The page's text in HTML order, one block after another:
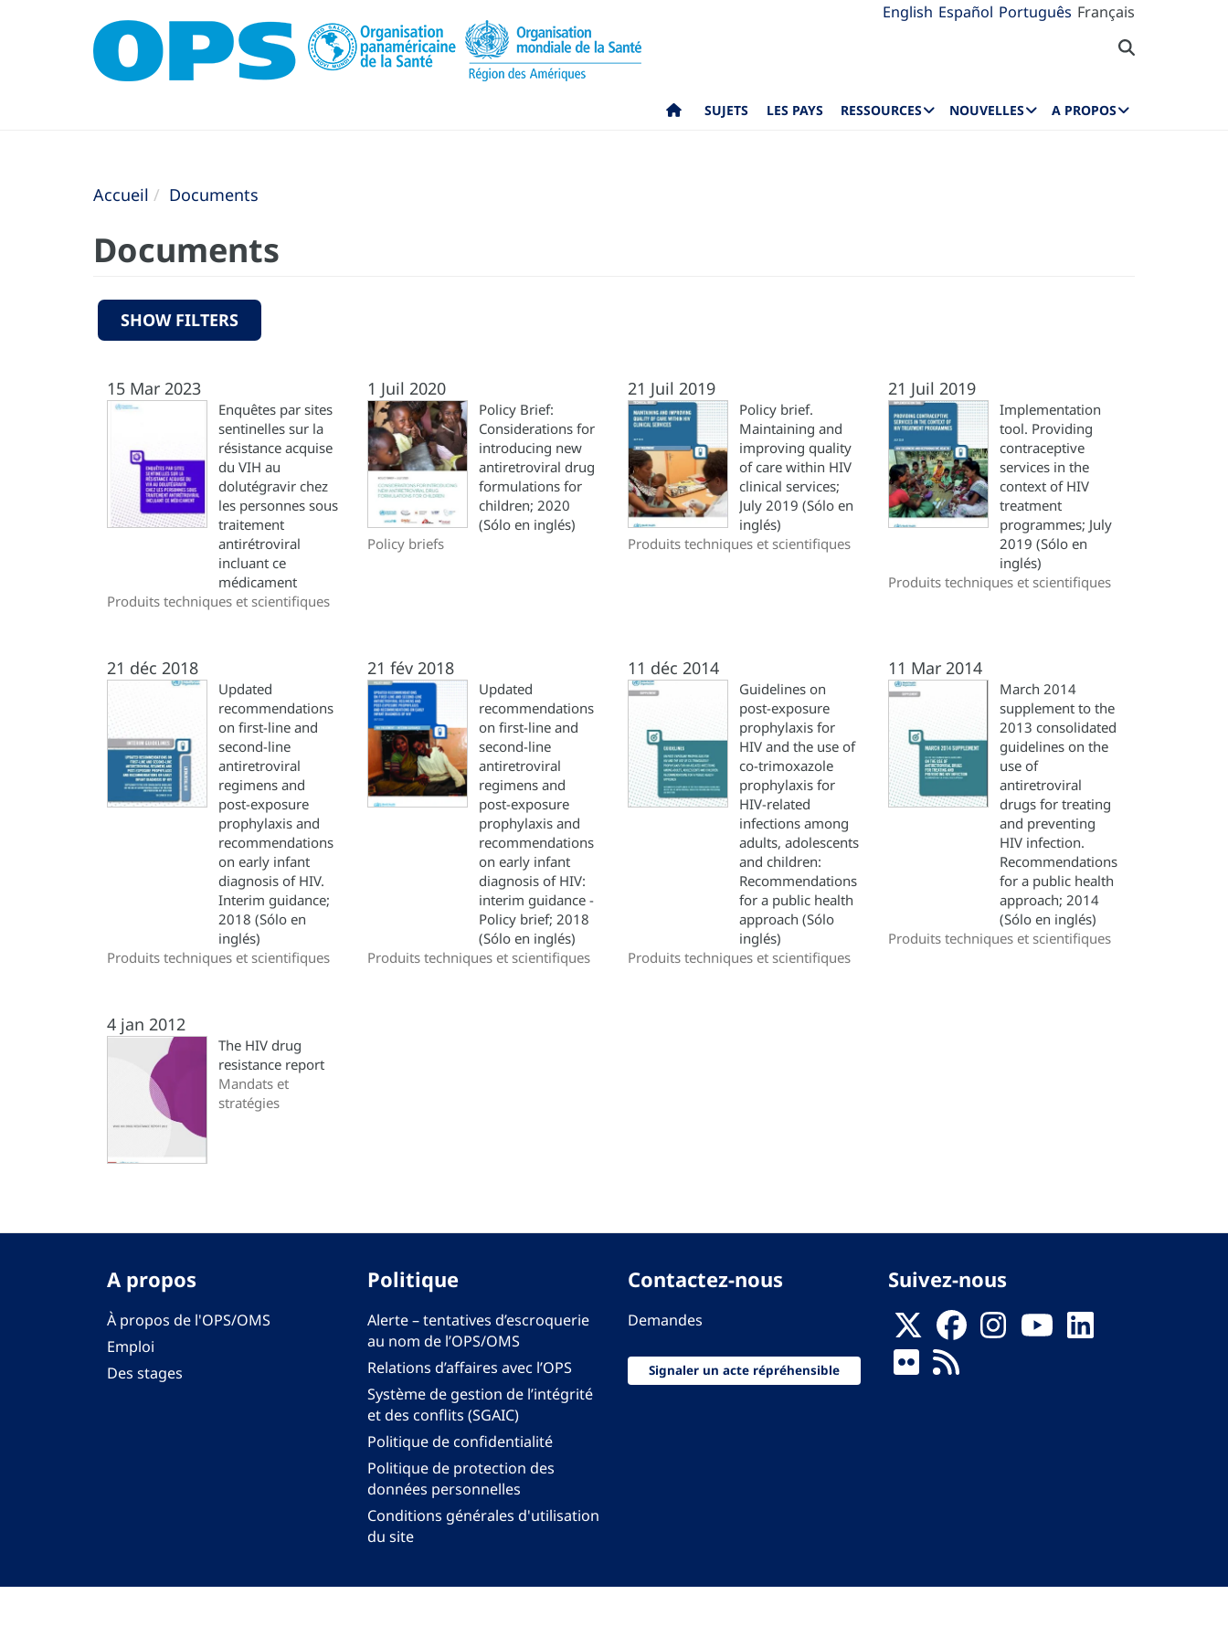
English Español Português Français
SUJETS LES PAYS RESSOURCES NOUVELLES A PROPOS
Accueil Documents
Documents
SHOW FILTERS
15 Mar 2023
Enquêtes par sites
sentinelles sur la
résistance acquise
du VIH au
dolutégravir chez
les personnes sous
traitement
antirétroviral
incluant ce
médicament
Produits techniques et scientifiques
1 Juil 2020
Policy Brief:
Considerations for
introducing new
antiretroviral drug
formulations for
children; 2020
(Sólo en inglés)
Policy briefs
21 Juil 2019
Policy brief.
Maintaining and
improving quality
of care within HIV
clinical services;
July 2019 (Sólo en
inglés)
Produits techniques et scientifiques
21 Juil 2019
Implementation
tool. Providing
contraceptive
services in the
context of HIV
treatment
programmes; July
2019 (Sólo en
inglés)
Produits techniques et scientifiques
21 déc 2018
Updated
recommendations
on first-line and
second-line
antiretroviral
regimens and
post-exposure
prophylaxis and
recommendations
on early infant
diagnosis of HIV.
Interim guidance;
2018 (Sólo en
inglés)
Produits techniques et scientifiques
21 fév 2018
Updated
recommendations
on first-line and
second-line
antiretroviral
regimens and
post-exposure
prophylaxis and
recommendations
on early infant
diagnosis of HIV:
interim guidance -
Policy brief; 2018
(Sólo en inglés)
Produits techniques et scientifiques
11 déc 2014
Guidelines on
post-exposure
prophylaxis for
HIV and the use of
co-trimoxazole
prophylaxis for
HIV-related
infections among
adults, adolescents
and children:
Recommendations
for a public health
approach (Sólo
inglés)
Produits techniques et scientifiques
11 Mar 2014
March 2014
supplement to the
2013 consolidated
guidelines on the
use of
antiretroviral
drugs for treating
and preventing
HIV infection.
Recommendations
for a public health
approach; 2014
(Sólo en inglés)
Produits techniques et scientifiques
4 jan 2012
The HIV drug
resistance report
Mandats et
stratégies
A propos
À propos de l'OPS/OMS
Emploi
Des stages
Politique
Alerte – tentatives d’escroquerie
au nom de l’OPS/OMS
Relations d’affaires avec l’OPS
Système de gestion de l’intégrité
et des conflits (SGAIC)
Politique de confidentialité
Politique de protection des
données personnelles
Conditions générales d'utilisation
du site
Contactez-nous
Demandes
Signaler un acte répréhensible
Suivez-nous